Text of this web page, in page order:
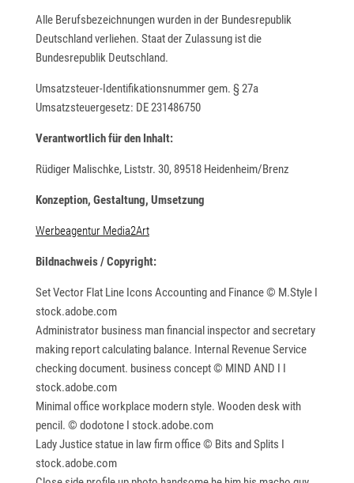
Alle Berufsbezeichnungen wurden in der Bundesrepublik
Deutschland verliehen. Staat der Zulassung ist die
Bundesrepublik Deutschland.
Umsatzsteuer-Identifikationsnummer gem. § 27a
Umsatzsteuergesetz: DE 231486750
Verantwortlich für den Inhalt:
Rüdiger Malischke, Liststr. 30, 89518 Heidenheim/Brenz
Konzeption, Gestaltung, Umsetzung
Werbeagentur Media2Art
Bildnachweis / Copyright:
Set Vector Flat Line Icons Accounting and Finance © M.Style I
stock.adobe.com
Administrator business man financial inspector and secretary
making report calculating balance. Internal Revenue Service
checking document. business concept © MIND AND I I
stock.adobe.com
Minimal office workplace modern style. Wooden desk with
pencil. © dodotone I stock.adobe.com
Lady Justice statue in law firm office © Bits and Splits I
stock.adobe.com